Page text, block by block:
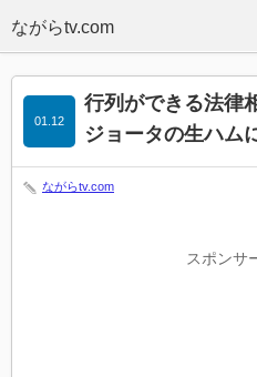
行列ができる法律
ジョータの生ハム
01.12
ながらtv.com
スポンサ